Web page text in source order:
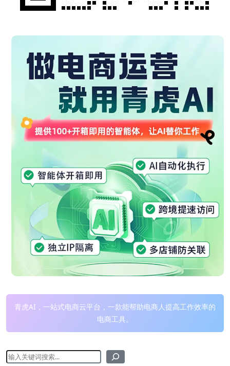
青虎AI，一站式电商云平台，一款能帮助电商人提高工作效率的
电商工具。